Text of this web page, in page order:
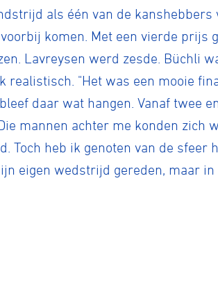
als één van de
komen. Met een vierde prijs
Lavreysen werd zesde. Büchli
realistisch. "Het was een mooie
daar wat hangen. Vanaf twee
mannen achter me konden zich
Toch heb ik genoten van de
eigen wedstrijd gereden, maar
Wegwielrennen
BMX Race
Kunstwielrijden